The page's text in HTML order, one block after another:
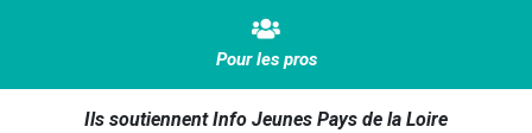
Pour les pros
Ils soutiennent Info Jeunes Pays de la Loire